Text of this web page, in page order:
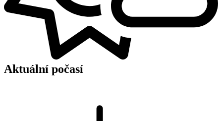
Aktuální počasí